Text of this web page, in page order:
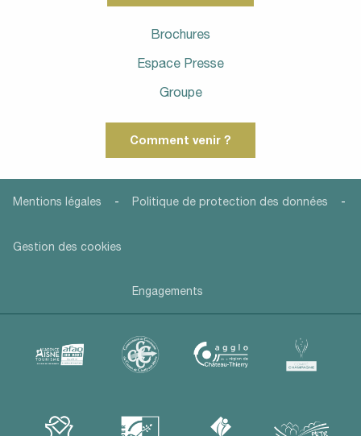
Brochures
Espace Presse
Groupe
Comment venir ?
Mentions légales - Politique de protection des données -
Gestion des cookies
Engagements